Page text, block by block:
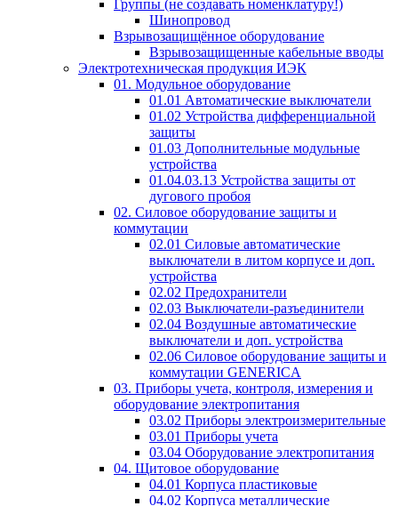
Группы (не создавать номенклатуру!)
Шинопровод
Взрывозащищённое оборудование
Взрывозащищенные кабельные вводы
Электротехническая продукция ИЭК
01. Модульное оборудование
01.01 Автоматические выключатели
01.02 Устройства дифференциальной
защиты
01.03 Дополнительные модульные
устройства
01.04.03.13 Устройства защиты от
дугового пробоя
02. Силовое оборудование защиты и
коммутации
02.01 Силовые автоматические
выключатели в литом корпусе и доп.
устройства
02.02 Предохранители
02.03 Выключатели-разъединители
02.04 Воздушные автоматические
выключатели и доп. устройства
02.06 Силовое оборудование защиты и
коммутации GENERICA
03. Приборы учета, контроля, измерения и
оборудование электропитания
03.02 Приборы электроизмерительные
03.01 Приборы учета
03.04 Оборудование электропитания
04. Щитовое оборудование
04.01 Корпуса пластиковые
04.02 Корпуса металлические